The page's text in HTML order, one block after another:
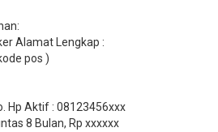
Alamat Lengkap :
pos )
Hp Aktif : 08123456xxx
8 Bulan, Rp xxxxxx